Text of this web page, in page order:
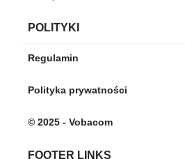
POLITYKI
Regulamin
Polityka prywatności
© 2025 - Vobacom
FOOTER LINKS